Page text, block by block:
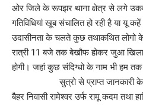
ओर जिले के रूपझर थाना क्षेत्र से लगे
गतिविधियां खूब संचालित हो रही है या यू
उदासीनता के चलते कुछ तथाकथित लोगो के
रात्री 11 बजे तक बेखौफ होकर जुआ
होगी। जहां कुछ संदिग्धो के नाम भी हम
सुत्रो से प्राप्त जानकारी के
बैहर निवासी रामेश्वर उर्फ रामू कदम तथा